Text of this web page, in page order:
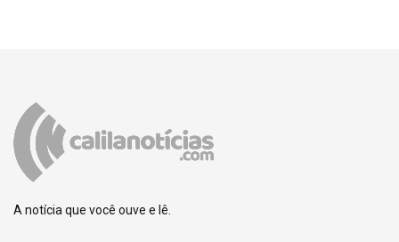
A notícia que você ouve e lê.